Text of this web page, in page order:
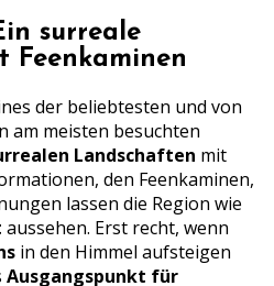
surreale
Feenkaminen
der beliebtesten und von
am meisten besuchten
Landschaften mit
den Feenkaminen,
lassen die Region wie
aussehen. Erst recht, wenn
in den Himmel aufsteigen
Ausgangspunkt für